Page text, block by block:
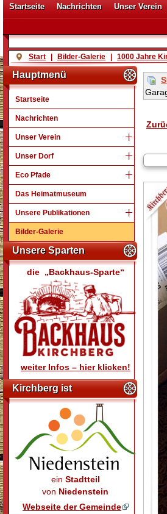
Startseite Nachrichten Unser Verein
Start Bilder-Galerie 1000 Jahre
Hauptmenü
Startseite
Nachrichten
Unser Verein
Unser Dorf
Eco Pfade
Das Heimatmuseum
Unsere Publikationen
Bilder-Galerie
Unsere Sparten
die „Backhaus-Sparte“
weiter Infos – hier klicken!
Kirchberg ist
ein Stadtteil
von Niedenstein
Webseite der Gemeinde